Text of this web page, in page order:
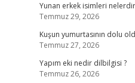
Yunan erkek isimleri
Temmuz 29, 2026
Kuşun yumurtasının dolu
Temmuz 27, 2026
Yapım eki nedir dilbilgisi ?
Temmuz 26, 2026